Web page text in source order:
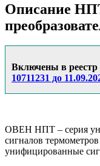
Описание
Включены в
10711231 до
ОВЕН НПТ – серия
сигналов
унифицированные